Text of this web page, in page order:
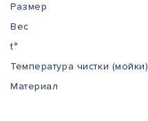
Размер
Вес
t°
Температура чистки (мойки)
Материал